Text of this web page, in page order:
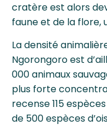
cratère est alors
faune et de la flore,
La densité
Ngorongoro est
000 animaux
plus forte
recense 115
de 500 espèces